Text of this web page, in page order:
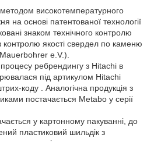
високотемпературного
на основі патентованої технології
знаком технічного контролю
контролю якості свердел по каменю
e.V.).
ребрендингу з Hitachi в
під артикулом Hitachi
коду . Аналогічна продукція з
постачається Metabo у серії
у картонному пакуванні, до
пластиковий шильдік з